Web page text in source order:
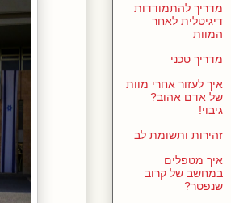
מדריך להתמודדות
דיגיטלית לאחר
המוות
מדריך טכני
איך לעזור אחרי מוות
של אדם אהוב?
גיבוי!
זהירות ותשומת לב
איך מטפלים
במחשב של קרוב
שנפטר?